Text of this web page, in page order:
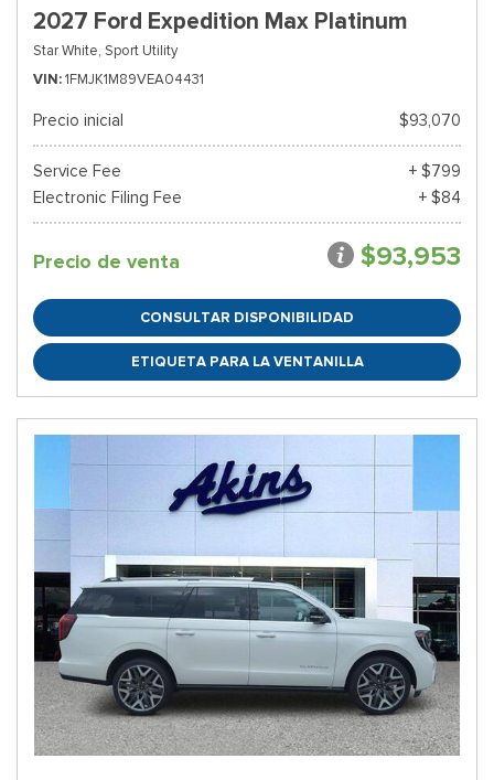
2027 Ford Expedition Max Platinum
Star White, Sport Utility
VIN 1FMJK1M89VEA04431
Precio inicial $93,070
Service Fee
+ $799
Electronic Filing Fee
+ $84
Precio de venta $93,953
CONSULTAR DISPONIBILIDAD
ETIQUETA PARA LA VENTANILLA